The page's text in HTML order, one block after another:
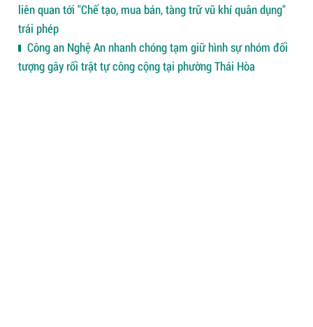
liên quan tới "Chế tạo, mua bán, tàng trữ vũ khí quân dụng"
trái phép
Công an Nghệ An nhanh chóng tạm giữ hình sự nhóm đối
tượng gây rối trật tự công cộng tại phường Thái Hòa